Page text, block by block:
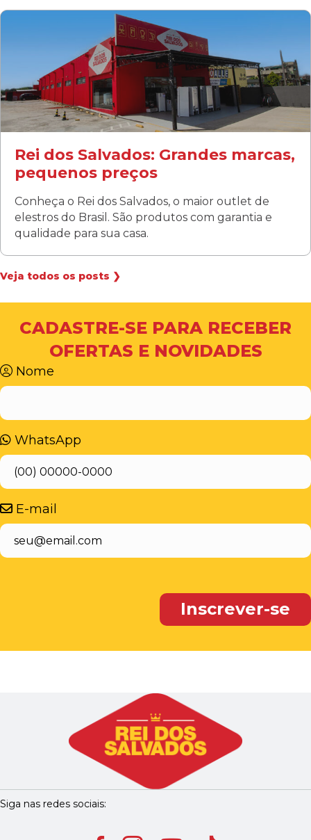
Fanny
Rua Albino Beatriz, 100 - Fanny, Curitiba –PR
Segunda a sábado: 09h00 às 19h00
Domingo: FECHADA
ÚLTIMOS DIAS DE LIQUIDAÇÃO!
(41) 3411-1754
(41) 99249-4620
Rei dos Salvados: Grandes marcas,
pequenos preços
Conheça o Rei dos Salvados, o maior outlet de
elestros do Brasil. São produtos com garantia e
qualidade para sua casa.
Veja todos os posts ❯
CADASTRE-SE PARA RECEBER
OFERTAS E NOVIDADES
Nome
WhatsApp
E-mail
Siga nas redes sociais: